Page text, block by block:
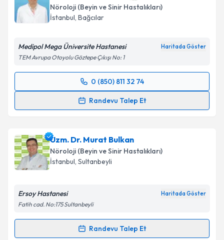
E-posta Adresiniz
Kişisel verilerimin işlenmesine ilişkin
Metni'ni okudum ve kişisel verilerimin belirtilen
kapsamda işlenmesini kabul ediyorum.
Takvim Talebini Gönder
Nöroloji (Beyin ve Sinir Hastalıkları)
İstanbul, Bağcılar
Medipol Mega Üniversite Hastanesi Haritada Göster
TEM Avrupa Otoyolu Göztepe Çıkışı No: 1
0 (850) 811 32 74
Randevu Talep Et
Randevu Takvimi Talebi
takvim hazırlandığında e-posta ile bilgilendireceğiz.
E-posta Adresiniz
Kişisel verilerimin işlenmesine ilişkin
Metni'ni okudum ve kişisel verilerimin belirtilen
kapsamda işlenmesini kabul ediyorum.
Uzm. Dr. Murat Bulkan
Nöroloji (Beyin ve Sinir Hastalıkları)
İstanbul, Sultanbeyli
Ersoy Hastanesi Haritada Göster
Fatih cad. No:175 Sultanbeyli
Randevu Talep Et
Randevu Takvimi Talebi